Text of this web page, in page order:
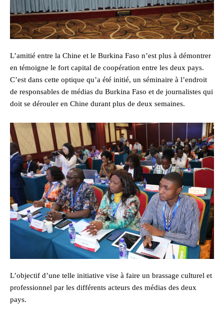
L’amitié entre la Chine et le Burkina Faso n’est plus à démontrer
en témoigne le fort capital de coopération entre les deux pays.
C’est dans cette optique qu’a été initié, un séminaire à l’endroit
de responsables de médias du Burkina Faso et de journalistes qui
doit se dérouler en Chine durant plus de deux semaines.
L’objectif d’une telle initiative vise à faire un brassage culturel et
professionnel par les différents acteurs des médias des deux
pays.